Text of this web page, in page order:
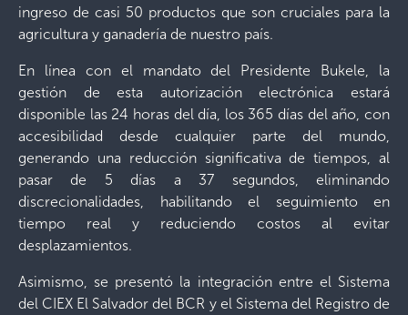
ingreso de casi 50 productos que son cruciales para la
agricultura y ganadería de nuestro país.
En línea con el mandato del Presidente Bukele, la
gestión de esta autorización electrónica estará
disponible las 24 horas del día, los 365 días del año, con
accesibilidad desde cualquier parte del mundo,
generando una reducción significativa de tiempos, al
pasar de 5 días a 37 segundos, eliminando
discrecionalidades, habilitando el seguimiento en
tiempo real y reduciendo costos al evitar
desplazamientos.
Asimismo, se presentó la integración entre el Sistema
del CIEX El Salvador del BCR y el Sistema del Registro de